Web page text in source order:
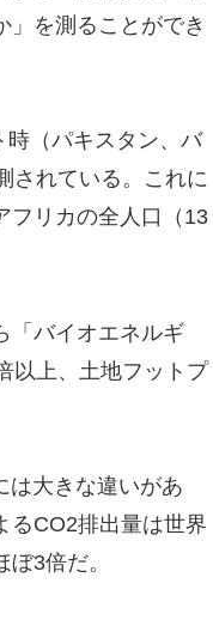
」を測ることができ
（パキスタン、バ
されている。これに
フリカの全人口（13
「バイオエネルギ
以上、土地フットプ
は大きな違いがあ
るCO2排出量は世界
3倍だ。